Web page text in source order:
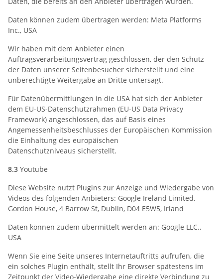
Daten können zudem übertragen werden: Meta Platforms
Inc., USA
Wir haben mit dem Anbieter einen
Auftragsverarbeitungsvertrag geschlossen, der den Schutz
der Daten unserer Seitenbesucher sicherstellt und eine
unberechtigte Weitergabe an Dritte untersagt.
Für Datenübermittlungen in die USA hat sich der Anbieter
dem EU-US-Datenschutzrahmen (EU-US Data Privacy
Framework) angeschlossen, das auf Basis eines
Angemessenheitsbeschlusses der Europäischen Kommission
die Einhaltung des europäischen
Datenschutzniveaus sicherstellt.
8.3 Youtube
Diese Website nutzt Plugins zur Anzeige und Wiedergabe von
Videos des folgenden Anbieters: Google Ireland Limited,
Gordon House, 4 Barrow St, Dublin, D04 E5W5, Irland
Daten können zudem übermittelt werden an: Google LLC.,
USA
Wenn Sie eine Seite unseres Internetauftritts aufrufen, die
ein solches Plugin enthält, stellt Ihr Browser spätestens im
Zeitpunkt der Video-Wiedergabe eine direkte Verbindung zu